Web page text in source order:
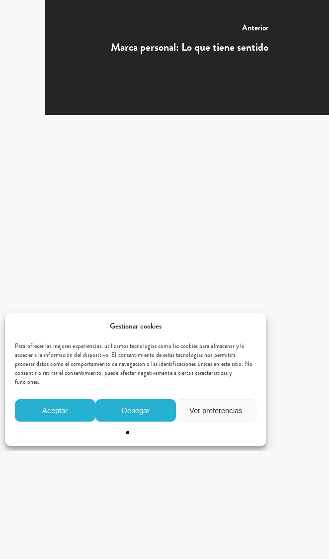
Gestionar cookies
Para ofrecer las mejores experiencias, utilizamos tecnologías como las cookies para almacenar y/o
acceder a la información del dispositivo. El consentimiento de estas tecnologías nos permitirá
procesar datos como el comportamiento de navegación o las identificaciones únicas en este sitio. No
consentir o retirar el consentimiento, puede afectar negativamente a ciertas características y
funciones.
Aceptar Denegar Ver preferencias
Anterior
Marca personal: Lo que tiene sentido